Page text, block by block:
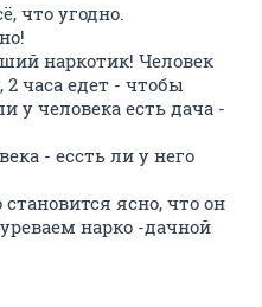
что угодно.
наркотик! Человек
2 часа едет - чтобы
у человека есть дача -
- ессть ли у него
ясно, что он
нарко -дачной